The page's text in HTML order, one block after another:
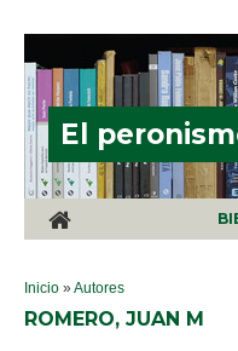
El
SE ENCUENTRA USTED
Inicio »Autores
ROMERO, JUAN M